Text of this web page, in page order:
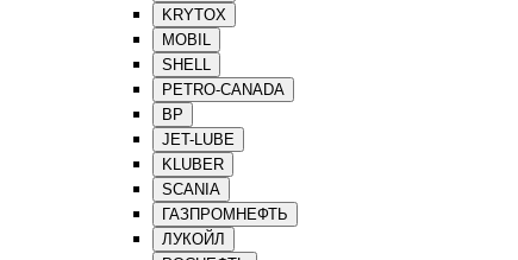
KRYTOX
MOBIL
SHELL
PETRO-CANADA
BP
JET-LUBE
KLUBER
SCANIA
ГАЗПРОМНЕФТЬ
ЛУКОЙЛ